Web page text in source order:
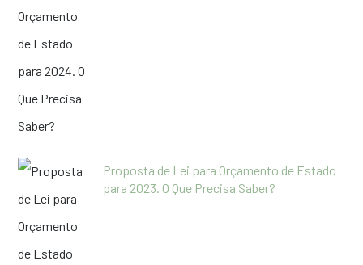
Proposta de Lei para Orçamento de Estado
para 2023. O Que Precisa Saber?